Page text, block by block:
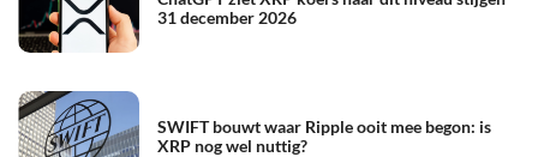
31 december 2026
SWIFT bouwt waar Ripple ooit mee begon: is
XRP nog wel nuttig?